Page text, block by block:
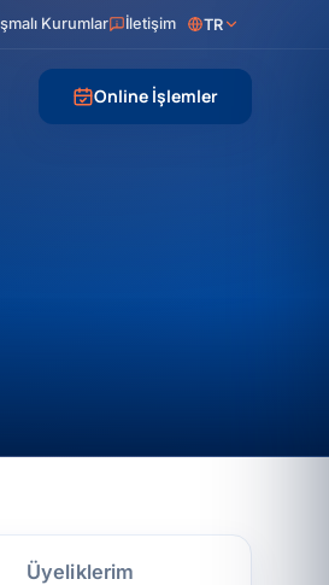
Kurumlar İletişim TR
Online İşlemler
Üyeliklerim